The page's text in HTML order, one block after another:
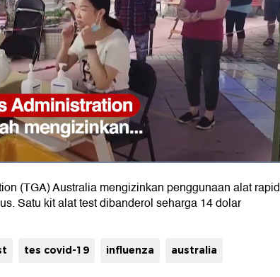
(TGA) Australia mengizinkan penggunaan alat rapid
Satu kit alat test dibanderol seharga 14 dolar
tes covid-19 influenza australia